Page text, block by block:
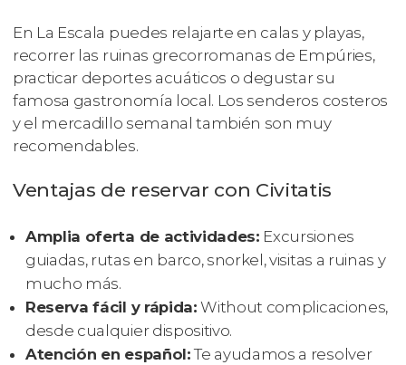
En La Escala puedes relajarte en calas y playas,
recorrer las ruinas grecorromanas de Empúries,
practicar deportes acuáticos o degustar su
famosa gastronomía local. Los senderos costeros
y el mercadillo semanal también son muy
recomendables.
Ventajas de reservar con Civitatis
Amplia oferta de actividades: Excursiones
guiadas, rutas en barco, snorkel, visitas a ruinas y
mucho más.
Reserva fácil y rápida: Without complicaciones,
desde cualquier dispositivo.
Atención en español:Te ayudamos a resolver